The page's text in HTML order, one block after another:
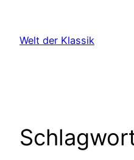
springen
Welt der Klassik